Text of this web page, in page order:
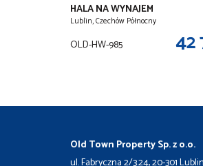
HALA NA WYNAJEM
Lublin, Czechów Północny
OLD-HW-985 42
Old Town Property Sp. z o.o.
ul. Fabryczna 2/3.24, 20-301 Lublin